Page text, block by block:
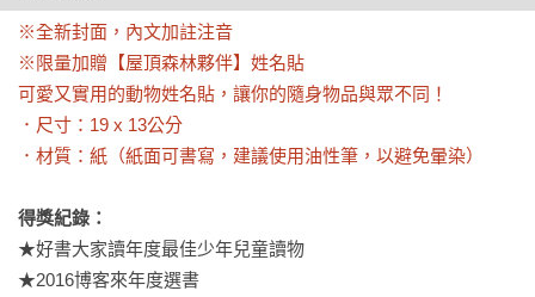
※全新封面，內文加註注音
※限量加贈【屋頂森林夥伴】姓名貼
可愛又實用的動物姓名貼，讓你的隨身物品與眾不同！
．尺寸：19 x 13公分
．材質：紙（紙面可書寫，建議使用油性筆，以避免暈染）
得獎紀錄：
★好書大家讀年度最佳少年兒童讀物
★2016博客來年度選書